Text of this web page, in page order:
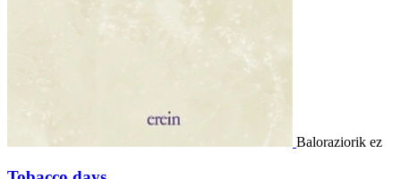
Baloraziorik ez